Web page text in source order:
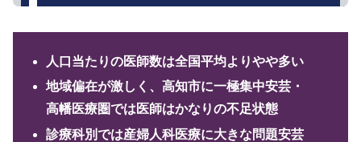
人口当たりの医師数は全国平均よりやや多い
地域偏在が激しく、高知市に一極集中安芸・
高幡医療圏では医師はかなりの不足状態
診療科別では産婦人科医療に大きな問題安芸